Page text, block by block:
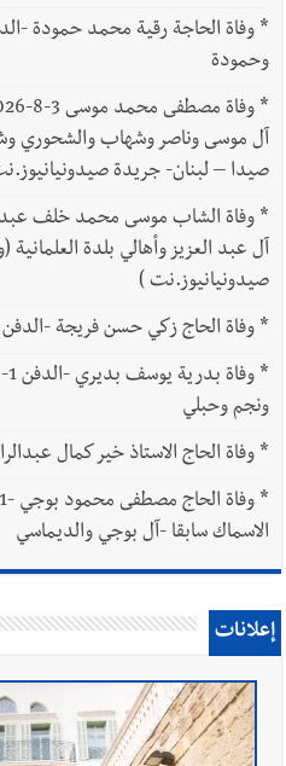
*
وحمودة
*
آل موسى وناصر وشهاب والشحوري
صيدا – لبنان- جريدة
*
آل عبد العزيز وأهالي بلدة
صيدونيانيوز.نت )
*وفاة الحاج زكي حسن فريجة -الدفن -1-8-
*
ونجم وحبلي
*وفاة الحاج الاستاذ خير كمال عبدالرازق
*
الاسماك سابقا -آل بوجي والديماسي
إعلانات